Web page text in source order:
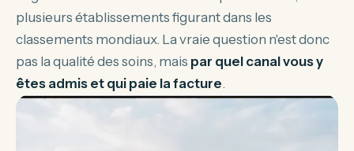
plusieurs établissements figurant dans les
classements mondiaux. La vraie question n'est donc
pas la qualité des soins, mais par quel canal vous y
êtes admis et qui paie la facture.